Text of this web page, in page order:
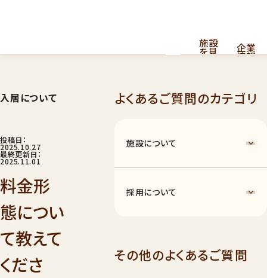
看護・介護提供型共同住宅
採用
施設
を見 企業
情報
お
入居について
投稿日：
2025.10.27
最終更新日：
2025.11.01
料金形
態につい
て教えて
くださ
よくあるご質問のカテゴリ
施設について
採用について
その他のよくあるご質問